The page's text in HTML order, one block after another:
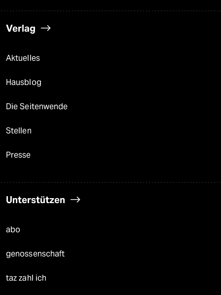
Verlag
Aktuelles
Hausblog
Die Seitenwende
Stellen
Presse
Unterstützen
abo
genossenschaft
taz zahl ich